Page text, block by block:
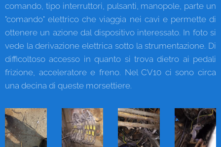
comando, tipo interruttori, pulsanti, manopole, parte un
"comando" elettrico che viaggia nei cavi e permette di
ottenere un azione dal dispositivo interessato. In foto si
vede la derivazione elettrica sotto la strumentazione. Di
difficoltoso accesso in quanto si trova dietro ai pedali
frizione, acceleratore e freno. Nel CV10 ci sono circa
una decina di queste morsettiere.